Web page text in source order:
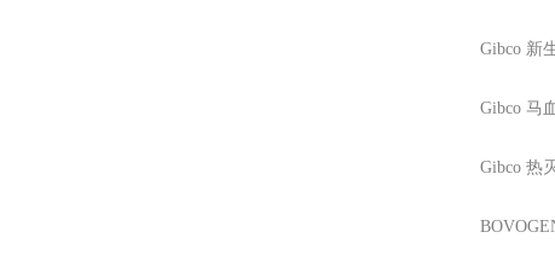
Gibco 新
Gibco 马
Gibco 热